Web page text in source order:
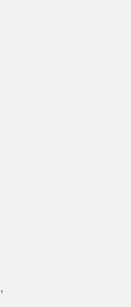
,